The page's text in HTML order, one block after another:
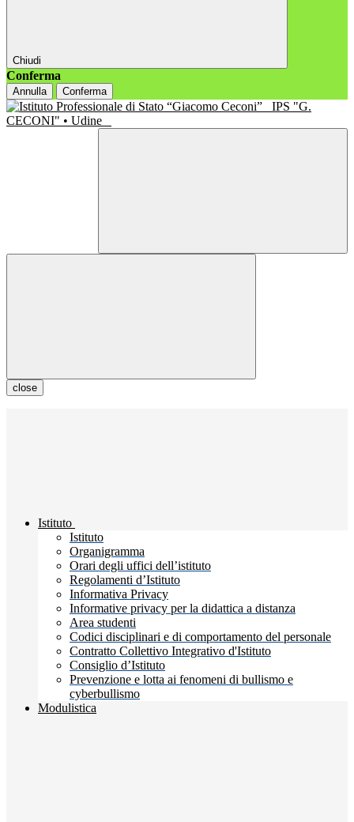
Chiudi
Conferma
Annulla Conferma
IPS "G.
CECONI" • Udine
close
Istituto
Istituto
Organigramma
Orari degli uffici dell’istituto
Regolamenti d’Istituto
Informativa Privacy
Informative privacy per la didattica a distanza
Area studenti
Codici disciplinari e di comportamento del personale
Contratto Collettivo Integrativo d'Istituto
Consiglio d’Istituto
Prevenzione e lotta ai fenomeni di bullismo e
cyberbullismo
Modulistica